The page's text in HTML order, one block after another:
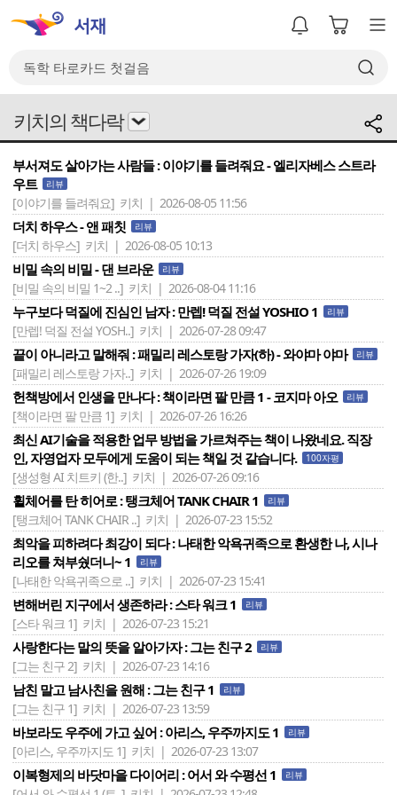
키치의 책다락
부서져도 살아가는 사람들 : 이야기를 들려줘요 - 엘리자베스 스트라
우트
리뷰
[이야기를 들려줘요] 키치 | 2026-08-05 11:56
더치 하우스 - 앤 패칫 리뷰
[더치 하우스] 키치 | 2026-08-05 10:13
비밀 속의 비밀 - 댄 브라운 리뷰
[비밀 속의 비밀 1~2 ..] 키치 | 2026-08-04 11:16
누구보다 덕질에 진심인 남자 : 만렙! 덕질 전설 YOSHIO 1 리뷰
[만렙! 덕질 전설 YOSH..] 키치 | 2026-07-28 09:47
끝이 아니라고 말해줘 : 패밀리 레스토랑 가자(하) - 와야마 야마 리뷰
[패밀리 레스토랑 가자..] 키치 | 2026-07-26 19:09
헌책방에서 인생을 만나다 : 책이라면 팔 만큼 1 - 코지마 아오 리뷰
[책이라면 팔 만큼 1] 키치 | 2026-07-26 16:26
최신 AI기술을 적용한 업무 방법을 가르쳐주는 책이 나왔네요. 직장
인, 자영업자 모두에게 도움이 되는 책일 것 같습니다.
100자평
[생성형 AI 치트키 (한..] 키치 | 2026-07-26 09:16
휠체어를 탄 히어로 : 탱크체어 TANK CHAIR 1 리뷰
[탱크체어 TANK CHAIR ..] 키치 | 2026-07-23 15:52
최악을 피하려다 최강이 되다 : 나태한 악욕귀족으로 환생한 나, 시나
리오를 쳐부쉈더니~ 1
리뷰
[나태한 악욕귀족으로 ..] 키치 | 2026-07-23 15:41
변해버린 지구에서 생존하라 : 스타 워크 1 리뷰
[스타 워크 1] 키치 | 2026-07-23 15:21
사랑한다는 말의 뜻을 알아가자 : 그는 친구 2 리뷰
[그는 친구 2] 키치 | 2026-07-23 14:16
남친 말고 남사친을 원해 : 그는 친구 1 리뷰
[그는 친구 1] 키치 | 2026-07-23 13:59
바보라도 우주에 가고 싶어 : 아리스, 우주까지도 1 리뷰
[아리스, 우주까지도 1] 키치 | 2026-07-23 13:07
이복형제의 바닷마을 다이어리 : 어서 와 수평선 1 리뷰